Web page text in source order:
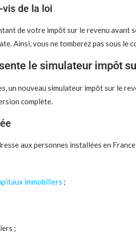
de la loi
de votre impôt sur le revenu avant
Ainsi, vous ne tomberez pas sous le
le simulateur impôt
un nouveau simulateur impôt sur le
complète.
aux personnes installées en
immobiliers ;
;